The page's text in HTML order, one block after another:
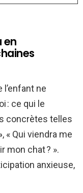
en
l’enfant ne
: ce qui le
concrètes telles
, « Qui viendra me
mon chat ? ».
anxieuse,